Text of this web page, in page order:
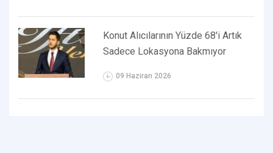
Konut Alıcılarının Yüzde 68'i Artık
Sadece Lokasyona Bakmıyor
09 Haziran 2026